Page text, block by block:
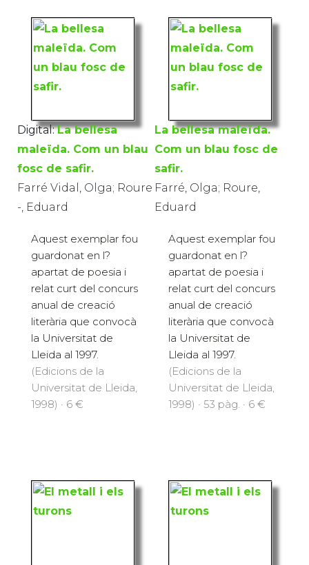
Digital: La bellesa
maleïda. Com un blau
fosc de safir.
Farré Vidal, Olga; Roure
-, Eduard
Aquest exemplar fou
guardonat en l?
apartat de poesia i
relat curt del concurs
anual de creació
literària que convocà
la Universitat de
Lleida al 1997.
(Edicions de la
Universitat de Lleida,
1998) · 6 €
La bellesa maleïda.
Com un blau fosc de
safir.
Farré, Olga; Roure,
Eduard
Aquest exemplar fou
guardonat en l?
apartat de poesia i
relat curt del concurs
anual de creació
literària que convocà
la Universitat de
Lleida al 1997.
(Edicions de la
Universitat de Lleida,
1998) · 53 pàg. · 6 €